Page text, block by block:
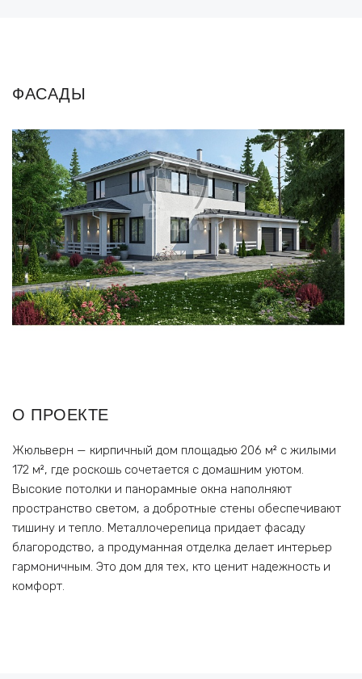
ФАСАДЫ
О ПРОЕКТЕ
Жюльверн — кирпичный дом площадью 206 м² с жилыми
172 м², где роскошь сочетается с домашним уютом.
Высокие потолки и панорамные окна наполняют
пространство светом, а добротные стены обеспечивают
тишину и тепло. Металлочерепица придает фасаду
благородство, а продуманная отделка делает интерьер
гармоничным. Это дом для тех, кто ценит надежность и
комфорт.